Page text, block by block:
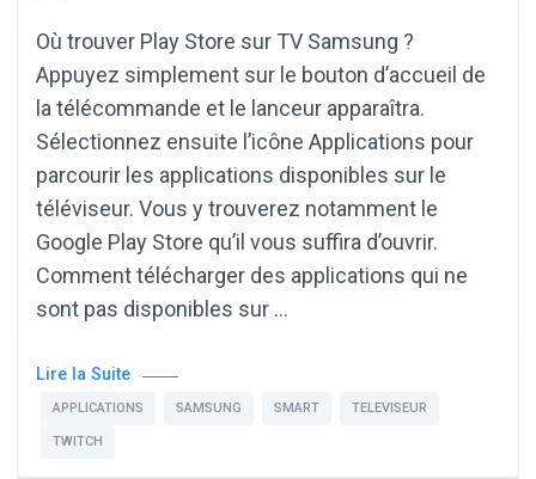
Où trouver Play Store sur TV Samsung ?
Appuyez simplement sur le bouton d’accueil de
la télécommande et le lanceur apparaîtra.
Sélectionnez ensuite l’icône Applications pour
parcourir les applications disponibles sur le
téléviseur. Vous y trouverez notamment le
Google Play Store qu’il vous suffira d’ouvrir.
Comment télécharger des applications qui ne
sont pas disponibles sur …
Lire la Suite
APPLICATIONS SAMSUNG SMART TELEVISEUR
TWITCH